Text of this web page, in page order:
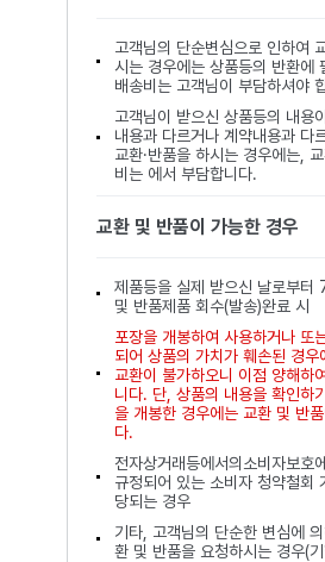
고객님의 단순변심으로 인하여
시는 경우에는 상품등의 반환에
배송비는 고객님이 부담하셔야
고객님이 받으신 상품등의 내용
내용과 다르거나 계약내용과 다
교환·반품을 하시는 경우에는,
비는 에서 부담합니다.
교환 및 반품이 가능한 경우
제품등을 실제 받으신 날로부터
및 반품제품 회수(발송)완료 시
포장을 개봉하여 사용하거나 또
되어 상품의 가치가 훼손된 경우
교환이 불가하오니 이점 양해하
니다. 단, 상품의 내용을 확인하
을 개봉한 경우에는 교환 및 반품
다.
전자상거래등에서의소비자보호
규정되어 있는 소비자 청약철회
당되는 경우
기타, 고객님의 단순한 변심에
환 및 반품을 요청하시는 경우(